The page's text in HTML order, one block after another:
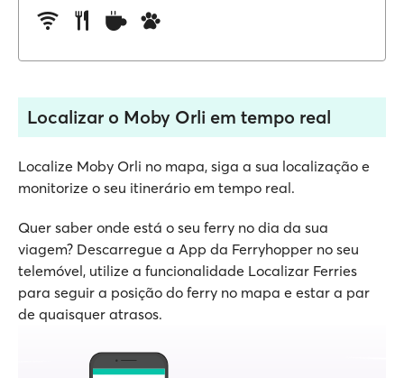
Localizar o Moby Orli em tempo real
Localize Moby Orli no mapa, siga a sua localização e
monitorize o seu itinerário em tempo real.
Quer saber onde está o seu ferry no dia da sua
viagem? Descarregue a App da Ferryhopper no seu
telemóvel, utilize a funcionalidade Localizar Ferries
para seguir a posição do ferry no mapa e estar a par
de quaisquer atrasos.